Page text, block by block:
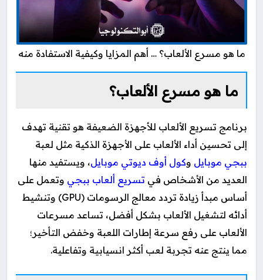
ما هو مسرع الألعاب؟ … أهم المزايا وكيفية الاستفادة منه
ما هو مسرع الألعاب؟
برنامج تسريع الألعاب للأجهزة الضعيفة هو تقنية تهدف
إلى تحسين أداء الألعاب على الأجهزة الذكية مثل لعبة
ببجي موبايل وكول أوف ديوتي موبايل، ويستفيد منها
العديد من الأشخاص في تسريع ألعاب ببجي وتعمل على
أساس مبدأ زيادة تردد معالج الرسومات (GPU) وتنشيط
أدائه لتشغيل الألعاب بشكل أفضل، تساعد مسرعات
الألعاب على رفع سرعة إطارات اللعبة وخفض التأخير؛
مما ينتج عنه تجربة لعب أكثر انسيابية وتفاعلية.